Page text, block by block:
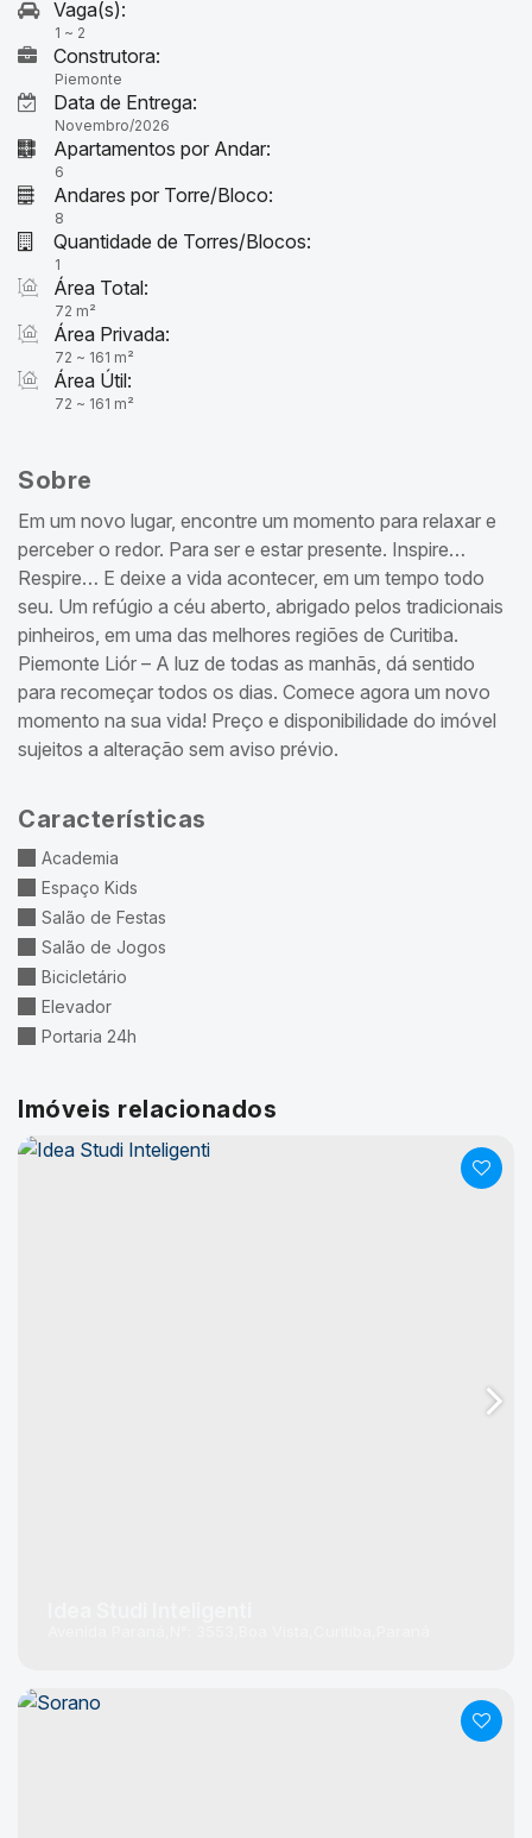
1 ~ 2
Construtora:
Piemonte
Data de Entrega:
Novembro/2026
Apartamentos por Andar:
6
Andares por Torre/Bloco:
8
Quantidade de Torres/Blocos:
1
Área Total:
72 m²
Área Privada:
72 ~ 161 m²
Área Útil:
72 ~ 161 m²
Sobre
Em um novo lugar, encontre um momento para relaxar e
perceber o redor. Para ser e estar presente. Inspire…
Respire… E deixe a vida acontecer, em um tempo todo
seu. Um refúgio a céu aberto, abrigado pelos tradicionais
pinheiros, em uma das melhores regiões de Curitiba.
Piemonte Liór – A luz de todas as manhãs, dá sentido
para recomeçar todos os dias. Comece agora um novo
momento na sua vida! Preço e disponibilidade do imóvel
sujeitos a alteração sem aviso prévio.
Características
Academia
Espaço Kids
Salão de Festas
Salão de Jogos
Bicicletário
Elevador
Portaria 24h
Imóveis relacionados